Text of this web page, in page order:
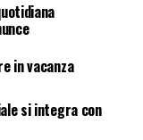
in vacanza
si integra con